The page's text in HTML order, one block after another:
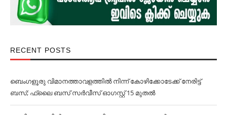
RECENT POSTS
ബെംഗളൂരു വിമാനത്താവളത്തില്‍ നിന്ന് കോഴിക്കോടേക്ക് നേരിട്ട്
ബസ്; ഫ്ലൈ ബസ് സര്‍വീസ് ഓഗസ്റ്റ് 15 മുതല്‍